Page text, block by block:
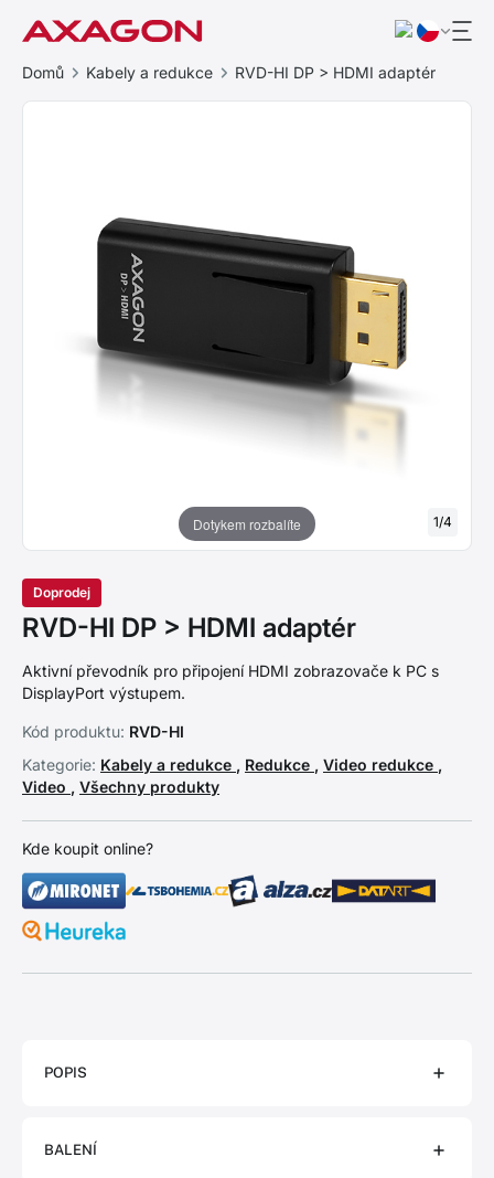
Domů Kabely a redukce RVD-HI DP > HDMI adaptér
Dotykem rozbalíte 1/4
Doprodej
RVD-HI DP > HDMI adaptér
Aktivní převodník pro připojení HDMI zobrazovače k PC s
DisplayPort výstupem.
Kód produktu: RVD-HI
Kategorie: Kabely a redukce , Redukce , Video redukce ,
Video , Všechny produkty
Kde koupit online?
POPIS
BALENÍ